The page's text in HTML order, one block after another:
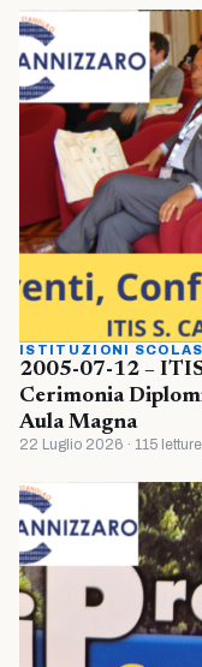
ISTITUZIONI
2005-07-12 –
Cerimonia
Aula Magna
22 Luglio 2026 · 115 letture